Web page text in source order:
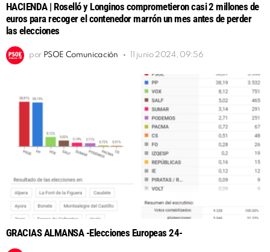
HACIENDA | Roselló y Longinos comprometieron casi 2 millones de
euros para recoger el contenedor marrón un mes antes de perder
las elecciones
por PSOE Comunicación 11 junio 2024, 09:56
GRACIAS ALMANSA -Elecciones Europeas 24-